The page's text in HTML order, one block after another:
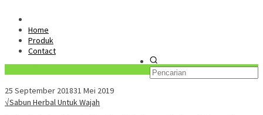
Home
Produk
Contact
25 September 201831 Mei 2019
√Sabun Herbal Untuk Wajah